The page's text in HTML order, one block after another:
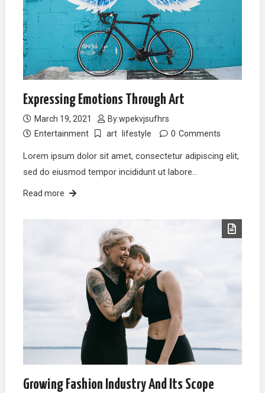
Expressing Emotions Through Art
March 19, 2021 By:wpekvjsufhrs
Entertainment
art lifestyle 0 Comments
Lorem ipsum dolor sit amet, consectetur adipiscing elit,
sed do eiusmod tempor incididunt ut labore…
Read more
Growing Fashion Industry And Its Scope